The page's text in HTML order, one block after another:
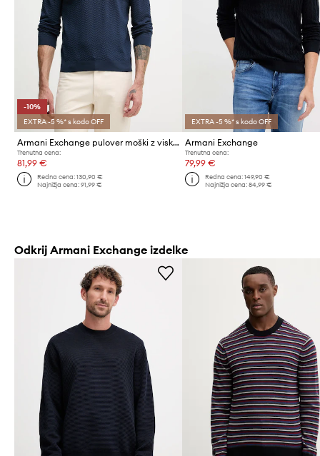
-10%
EXTRA -5 %* s kodo OFF
Armani Exchange pulover moški z viskozo
Trenutna cena:
81,99 €
Redna cena:130,90 €
Najnižja cena:91,99 €
EXTRA -5 %* s kodo OFF
Armani Exchange
Trenutna cena:
79,99 €
Redna cena: 149,90 €
Najnižja cena: 84,99 €
Odkrij Armani Exchange izdelke